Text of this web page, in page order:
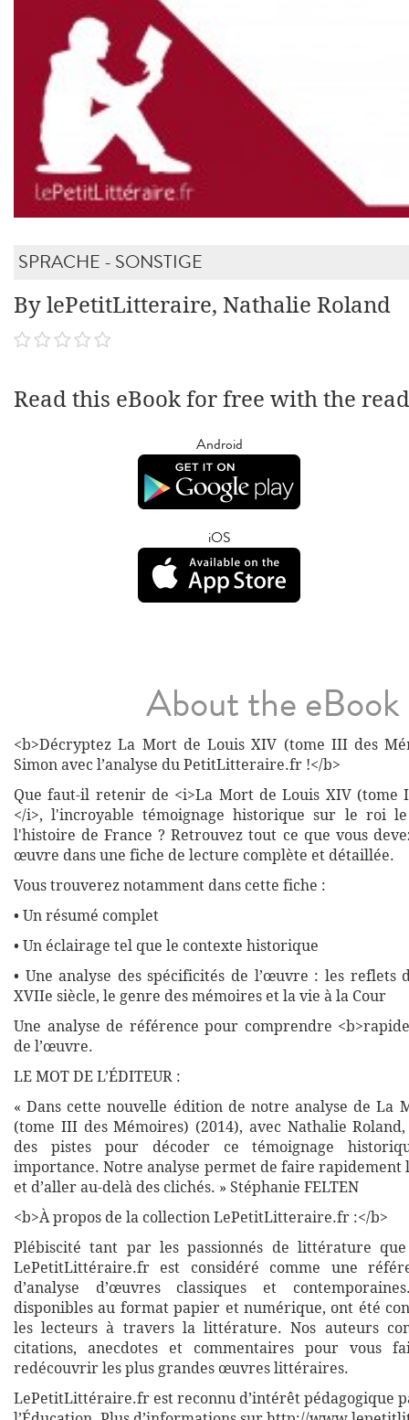
SPRACHE - SONSTIGE
By lePetitLitteraire, Nathalie Roland
Read this eBook for free with the
Android
iOS
About the eBook
<b>Décryptez La Mort de Louis XIV (tome III des
Simon avec l’analyse du PetitLitteraire.fr !</b>
Que faut-il retenir de <i>La Mort de Louis XIV (tome
</i>, l'incroyable témoignage historique sur le roi
l'histoire de France ? Retrouvez tout ce que vous
œuvre dans une fiche de lecture complète et détaillée.
Vous trouverez notamment dans cette fiche :
• Un résumé complet
• Un éclairage tel que le contexte historique
• Une analyse des spécificités de l’œuvre : les reflets
XVIIe siècle, le genre des mémoires et la vie à la Cour
Une analyse de référence pour comprendre
de l’œuvre.
LE MOT DE L’ÉDITEUR :
« Dans cette nouvelle édition de notre analyse de La
(tome III des Mémoires) (2014), avec Nathalie
des pistes pour décoder ce témoignage
importance. Notre analyse permet de faire rapidement
et d’aller au-delà des clichés. » Stéphanie FELTEN
<b>À propos de la collection LePetitLitteraire.fr :</b>
Plébiscité tant par les passionnés de littérature
LePetitLittéraire.fr est considéré comme une
d’analyse d’œuvres classiques et
disponibles au format papier et numérique, ont été
les lecteurs à travers la littérature. Nos auteurs
citations, anecdotes et commentaires pour vous
redécouvrir les plus grandes œuvres littéraires.
LePetitLittéraire.fr est reconnu d’intérêt pédagogique